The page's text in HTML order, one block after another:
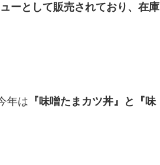
ーとして販売されており、在庫
年は 『味噌たまカツ丼』と『味